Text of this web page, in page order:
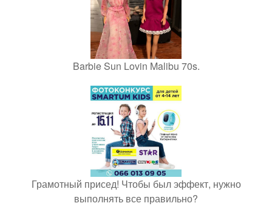
Barbie Sun Lovin Malibu 70s.
Грамотный присед! Чтобы был эффект, нужно
выполнять все правильно?